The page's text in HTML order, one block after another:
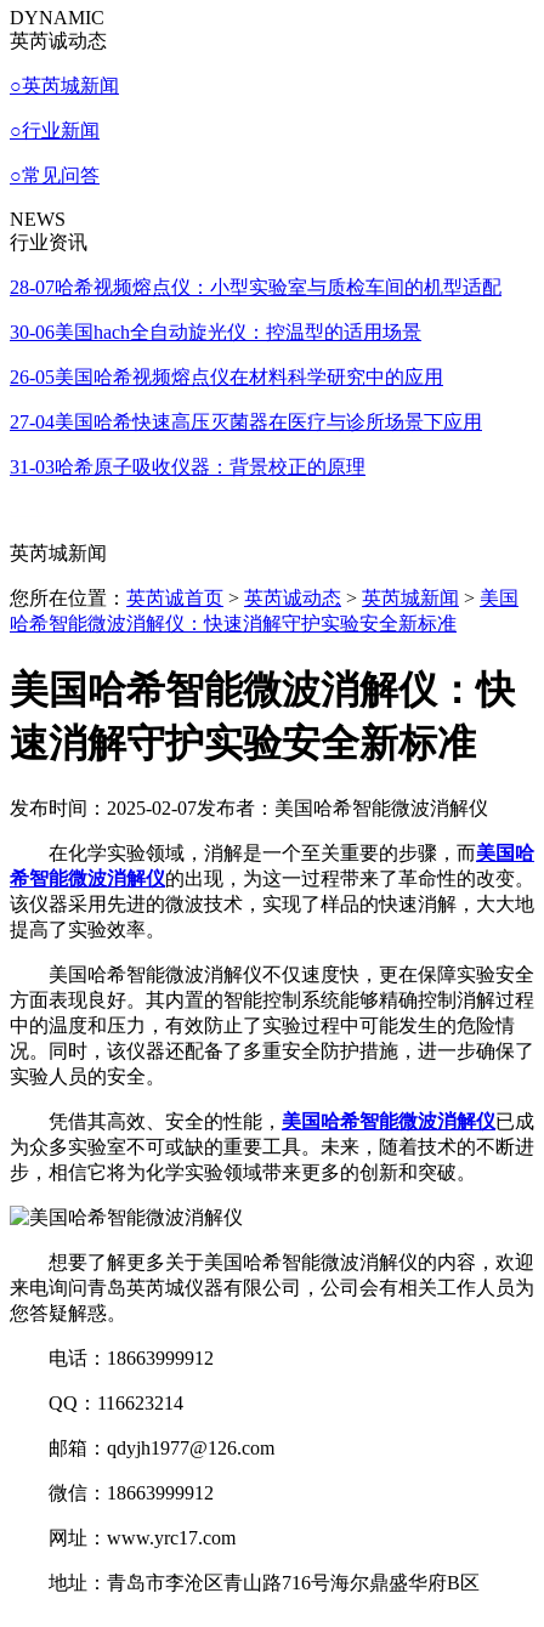
DYNAMIC
英芮诚动态
○英芮城新闻
○行业新闻
○常见问答
NEWS
行业资讯
28-07哈希视频熔点仪：小型实验室与质检车间的机型适配
30-06美国hach全自动旋光仪：控温型的适用场景
26-05美国哈希视频熔点仪在材料科学研究中的应用
27-04美国哈希快速高压灭菌器在医疗与诊所场景下应用
31-03哈希原子吸收仪器：背景校正的原理
英芮城新闻
您所在位置： 英芮诚首页 > 英芮诚动态 > 英芮城新闻 > 美国
哈希智能微波消解仪：快速消解守护实验安全新标准
美国哈希智能微波消解仪：快
速消解守护实验安全新标准
发布时间：2025-02-07发布者：美国哈希智能微波消解仪
在化学实验领域，消解是一个至关重要的步骤，而美国哈
希智能微波消解仪的出现，为这一过程带来了革命性的改变。
该仪器采用先进的微波技术，实现了样品的快速消解，大大地
提高了实验效率。
美国哈希智能微波消解仪不仅速度快，更在保障实验安全
方面表现良好。其内置的智能控制系统能够精确控制消解过程
中的温度和压力，有效防止了实验过程中可能发生的危险情
况。同时，该仪器还配备了多重安全防护措施，进一步确保了
实验人员的安全。
凭借其高效、安全的性能， 美国哈希智能微波消解仪已成
为众多实验室不可或缺的重要工具。未来，随着技术的不断进
步，相信它将为化学实验领域带来更多的创新和突破。
想要了解更多关于美国哈希智能微波消解仪的内容，欢迎
来电询问青岛英芮城仪器有限公司，公司会有相关工作人员为
您答疑解惑。
电话：18663999912
QQ：116623214
邮箱：qdyjh1977@126.com
微信：18663999912
网址：www.yrc17.com
地址：青岛市李沧区青山路716号海尔鼎盛华府B区